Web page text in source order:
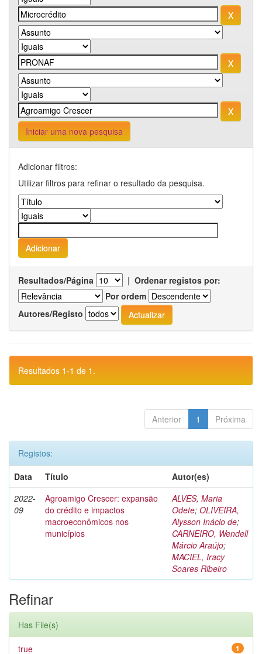
Iniciar uma nova pesquisa
Adicionar filtros:
Utilizar filtros para refinar o resultado da pesquisa.
Resultados/Página | Ordenar registos por:
Por ordem
Autores/Registo
Resultados 1-1 de 1.
Anterior 1 Próxima
Registos:
Data
Título
Autor(es)
2022-
09
Agroamigo Crescer: expansão
do crédito e impactos
macroeconômicos nos
municípios
ALVES, Maria
Odete; OLIVEIRA,
Alysson Inácio de;
CARNEIRO, Wendell
Márcio Araújo;
MACIEL, Iracy
Soares Ribeiro
Refinar
Has File(s)
1
true